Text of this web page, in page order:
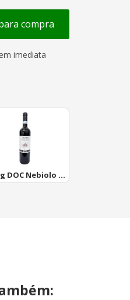
compra
imediata
Lang DOC Nebiolo 2019 Claversana